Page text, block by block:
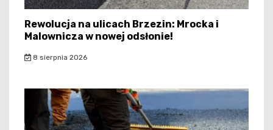
Rewolucja na ulicach Brzezin: Mrocka i
Malownicza w nowej odsłonie!
8 sierpnia 2026